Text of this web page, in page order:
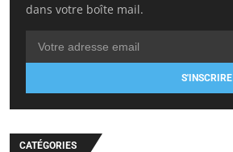
dans votre boîte mail.
S'INSCRIRE
CATÉGORIES